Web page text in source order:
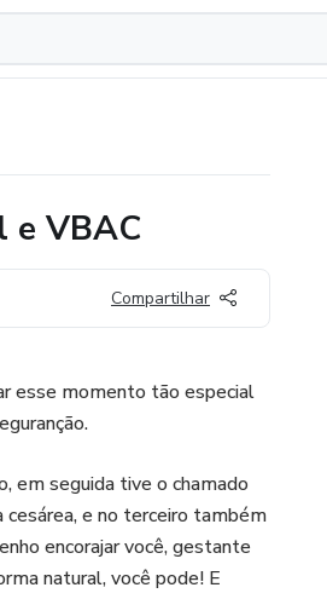
e VBAC
Compartilhar
esse momento tão especial
em seguida tive o chamado
e no terceiro também
encorajar você, gestante
natural, você pode! E